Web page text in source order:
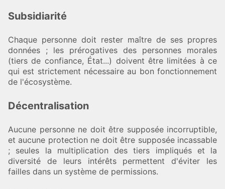
Subsidiarité
Chaque personne doit rester maître de ses propres
données ; les prérogatives des personnes morales
(tiers de confiance, État...) doivent être limitées à ce
qui est strictement nécessaire au bon fonctionnement
de l'écosystème.
Décentralisation
Aucune personne ne doit être supposée incorruptible,
et aucune protection ne doit être supposée incassable
; seules la multiplication des tiers impliqués et la
diversité de leurs intérêts permettent d'éviter les
failles dans un système de permissions.